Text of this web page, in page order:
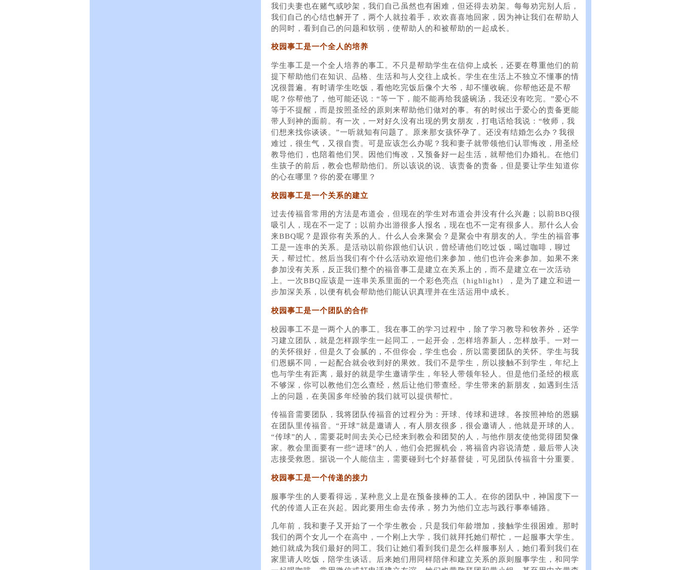
我们夫妻也在赌气或吵架，我们自己虽然也有困难，但还得去劝架。每每劝完别人后，
我们自己的心结也解开了，两个人就拉着手，欢欢喜喜地回家，因为神让我们在帮助人
的同时，看到自己的问题和软弱，使帮助人的和被帮助的一起成长。
校园事工是一个全人的培养
学生事工是一个全人培养的事工。不只是帮助学生在信仰上成长，还要在尊重他们的前
提下帮助他们在知识、品格、生活和与人交往上成长。学生在生活上不独立不懂事的情
况很普遍。有时请学生吃饭，看他吃完饭后像个大爷，却不懂收碗。你帮他还是不帮
呢？你帮他了，他可能还说：“等一下，能不能再给我盛碗汤，我还没有吃完。”爱心不
等于不提醒，而是按照圣经的原则来帮助他们做对的事。有的时候出于爱心的责备更能
带人到神的面前。有一次，一对好久没有出现的男女朋友，打电话给我说：“牧师，我
们想来找你谈谈。”一听就知有问题了。原来那女孩怀孕了。还没有结婚怎么办？我很
难过，很生气，又很自责。可是应该怎么办呢？我和妻子就带领他们认罪悔改，用圣经
教导他们，也陪着他们哭。因他们悔改，又预备好一起生活，就帮他们办婚礼。在他们
生孩子的前后，教会也帮助他们。所以该说的说、该责备的责备，但是要让学生知道你
的心在哪里？你的爱在哪里？
校园事工是一个关系的建立
过去传福音常用的方法是布道会，但现在的学生对布道会并没有什么兴趣；以前BBQ很
吸引人，现在不一定了；以前办出游很多人报名，现在也不一定有很多人。那什么人会
来BBQ呢？是跟你有关系的人。什么人会来聚会？是聚会中有朋友的人。学生的福音事
工是一连串的关系。是活动以前你跟他们认识，曾经请他们吃过饭，喝过咖啡，聊过
天，帮过忙。然后当我们有个什么活动欢迎他们来参加，他们也许会来参加。如果不来
参加没有关系，反正我们整个的福音事工是建立在关系上的，而不是建立在一次活动
上。一次BBQ应该是一连串关系里面的一个彩色亮点（highlight），是为了建立和进一
步加深关系，以便有机会帮助他们能认识真理并在生活运用中成长。
校园事工是一个团队的合作
校园事工不是一两个人的事工。我在事工的学习过程中，除了学习教导和牧养外，还学
习建立团队，就是怎样跟学生一起同工，一起开会，怎样培养新人，怎样放手。一对一
的关怀很好，但是久了会腻的，不但你会，学生也会，所以需要团队的关怀。学生与我
们恩赐不同，一起配合就会收到好的果效。我们不是学生，所以接触不到学生，年纪上
也与学生有距离，最好的就是学生邀请学生，年轻人带领年轻人。但是他们圣经的根底
不够深，你可以教他们怎么查经，然后让他们带查经。学生带来的新朋友，如遇到生活
上的问题，在美国多年经验的我们就可以提供帮忙。
传福音需要团队，我将团队传福音的过程分为：开球、传球和进球。各按照神给的恩赐
在团队里传福音。“开球”就是邀请人，有人朋友很多，很会邀请人，他就是开球的人。
“传球”的人，需要花时间去关心已经来到教会和团契的人，与他作朋友使他觉得团契像
家。教会里面要有一些“进球”的人，他们会把握机会，将福音内容说清楚，最后带人决
志接受救恩。据说一个人能信主，需要碰到七个好基督徒，可见团队传福音十分重要。
校园事工是一个传递的接力
服事学生的人要看得远，某种意义上是在预备接棒的工人。在你的团队中，神国度下一
代的传道人正在兴起。因此要用生命去传承，努力为他们立志与践行事奉铺路。
几年前，我和妻子又开始了一个学生教会，只是我们年龄增加，接触学生很困难。那时
我们的两个女儿一个在高中，一个刚上大学，我们就拜托她们帮忙，一起服事大学生。
她们就成为我们最好的同工。我们让她们看到我们是怎么样服事别人，她们看到我们在
家里请人吃饭，陪学生谈话。后来她们用同样陪伴和建立关系的原则服事学生，和同学